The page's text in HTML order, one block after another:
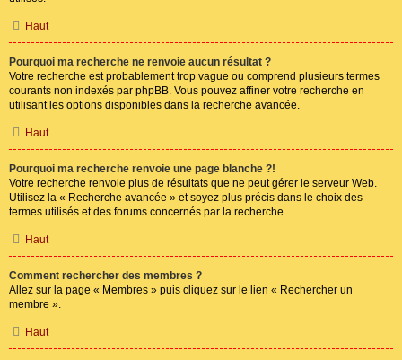
Haut
Pourquoi ma recherche ne renvoie aucun résultat ?
Votre recherche est probablement trop vague ou comprend plusieurs termes
courants non indexés par phpBB. Vous pouvez affiner votre recherche en
utilisant les options disponibles dans la recherche avancée.
Haut
Pourquoi ma recherche renvoie une page blanche ?!
Votre recherche renvoie plus de résultats que ne peut gérer le serveur Web.
Utilisez la « Recherche avancée » et soyez plus précis dans le choix des
termes utilisés et des forums concernés par la recherche.
Haut
Comment rechercher des membres ?
Allez sur la page « Membres » puis cliquez sur le lien « Rechercher un
membre ».
Haut